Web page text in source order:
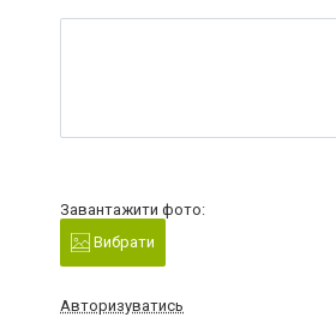
Завантажити фото:
Вибрати
Авторизуватись